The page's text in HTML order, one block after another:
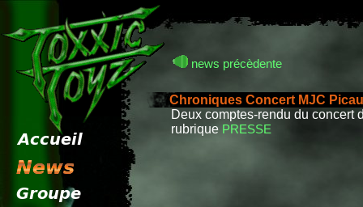
news précèdente
Chroniques Concert MJC
Deux comptes-rendu du concert
rubrique PRESSE